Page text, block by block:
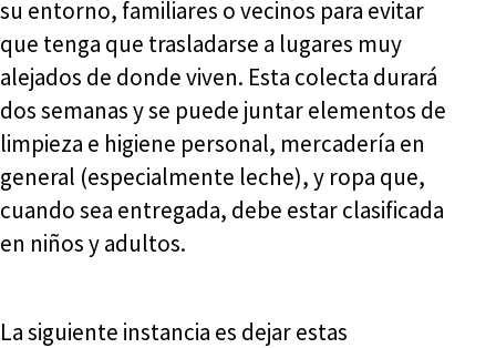
su entorno, familiares o vecinos para evitar
que tenga que trasladarse a lugares muy
alejados de donde viven. Esta colecta durará
dos semanas y se puede juntar elementos de
limpieza e higiene personal, mercadería en
general (especialmente leche), y ropa que,
cuando sea entregada, debe estar clasificada
en niños y adultos.
La siguiente instancia es dejar estas